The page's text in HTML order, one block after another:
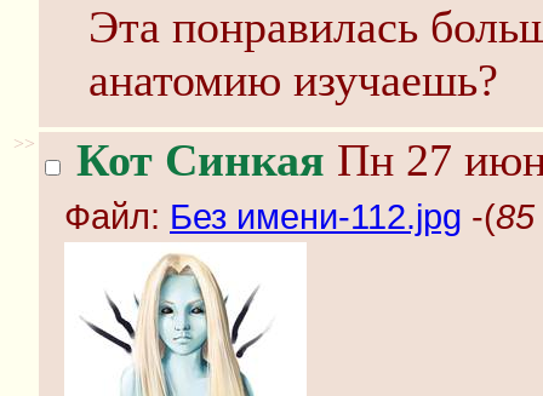
Эта понравилась
анатомию изучаешь?
>> Кот Синкая Пн 27
Файл: Без имени-112.jpg -(85